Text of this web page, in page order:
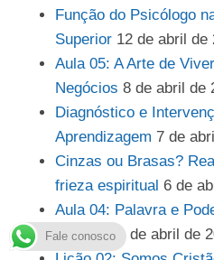
Função do Psicólogo
Superior 12 de abril de
Aula 05: A Arte de
Negócios 8 de abril de
Diagnóstico e
Aprendizagem 7 de
Cinzas ou Brasas?
frieza espiritual 6 de
Aula 04: Palavra e
Falamos
1 de abril de
Fale conosco